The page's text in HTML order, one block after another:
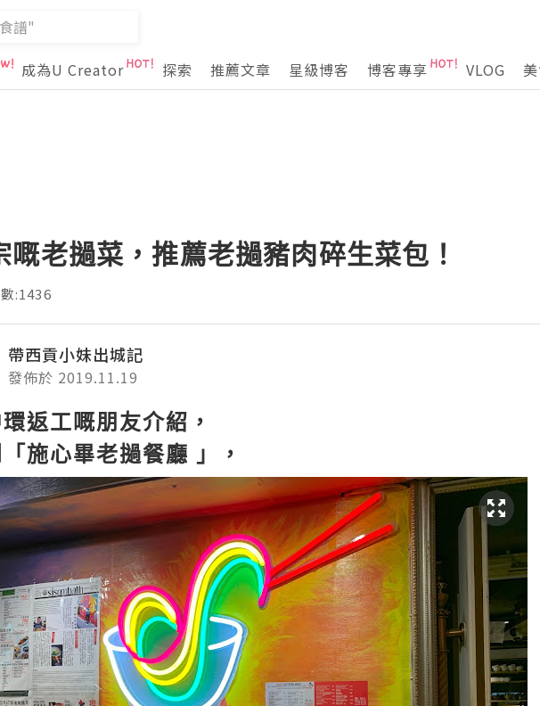
成為U Creator 探索 推薦文章 星級博客 博客專享 VLOG
嘅老撾菜，推薦老撾豬肉碎生菜包！
:1436
帶西貢小妹出城記
發佈於 2019.11.19
返工嘅朋友介紹，
施心畢老撾餐廳 」，